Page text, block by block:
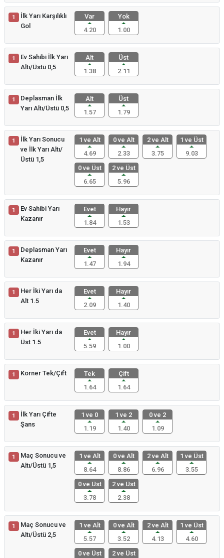
1
İlk Yarı Karşılıklı
Gol
Var
4.20
Yok
1.00
1
Ev Sahibi İlk Yarı
Altı/Üstü 0,5
Alt
1.38
Üst
2.11
1
Deplasman İlk
Yarı Altı/Üstü 0,5
Alt
1.57
Üst
1.79
1
İlk Yarı Sonucu
ve İlk Yarı Altı/
Üstü 1,5
1 ve Alt
4.69
0 ve Alt
2.33
2 ve Alt
3.75
1 ve Üst
9.03
0 ve Üst
6.65
2 ve Üst
5.96
1
Ev Sahibi Yarı
Kazanır
Evet
1.84
Hayır
1.53
1
Deplasman Yarı
Kazanır
Evet
1.47
Hayır
1.94
1
Her İki Yarı da
Alt 1.5
Evet
2.09
Hayır
1.40
1
Her İki Yarı da
Üst 1.5
Evet
5.59
Hayır
1.00
1 Korner Tek/Çift
Tek
1.64
Çift
1.64
1
İlk Yarı Çifte
Şans
1 ve 0
1.19
1 ve 2
1.40
0 ve 2
1.09
1
Maç Sonucu ve
Altı/Üstü 1,5
1 ve Alt
8.64
0 ve Alt
8.86
2 ve Alt
6.96
1 ve Üst
3.55
0 ve Üst
3.78
2 ve Üst
2.38
1
Maç Sonucu ve
Altı/Üstü 2,5
1 ve Alt
5.57
0 ve Alt
3.52
2 ve Alt
4.13
1 ve Üst
4.60
0 ve Üst
2 ve Üst